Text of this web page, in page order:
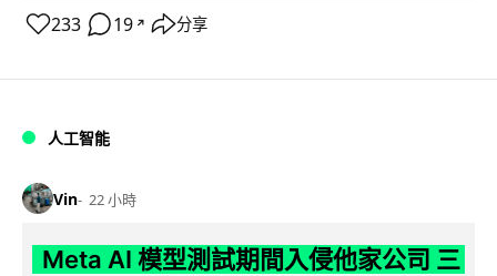
233 19 ↗ 分享
人工智能
Vin 22 小時
Meta AI 模型測試期間入侵他家公司 三